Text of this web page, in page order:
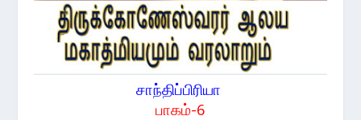
சாந்திப்பிரியா
பாகம்-6